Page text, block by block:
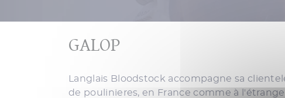
GALOP
Langlais Bloodstock accompagne sa
de poulinieres, en France comme à